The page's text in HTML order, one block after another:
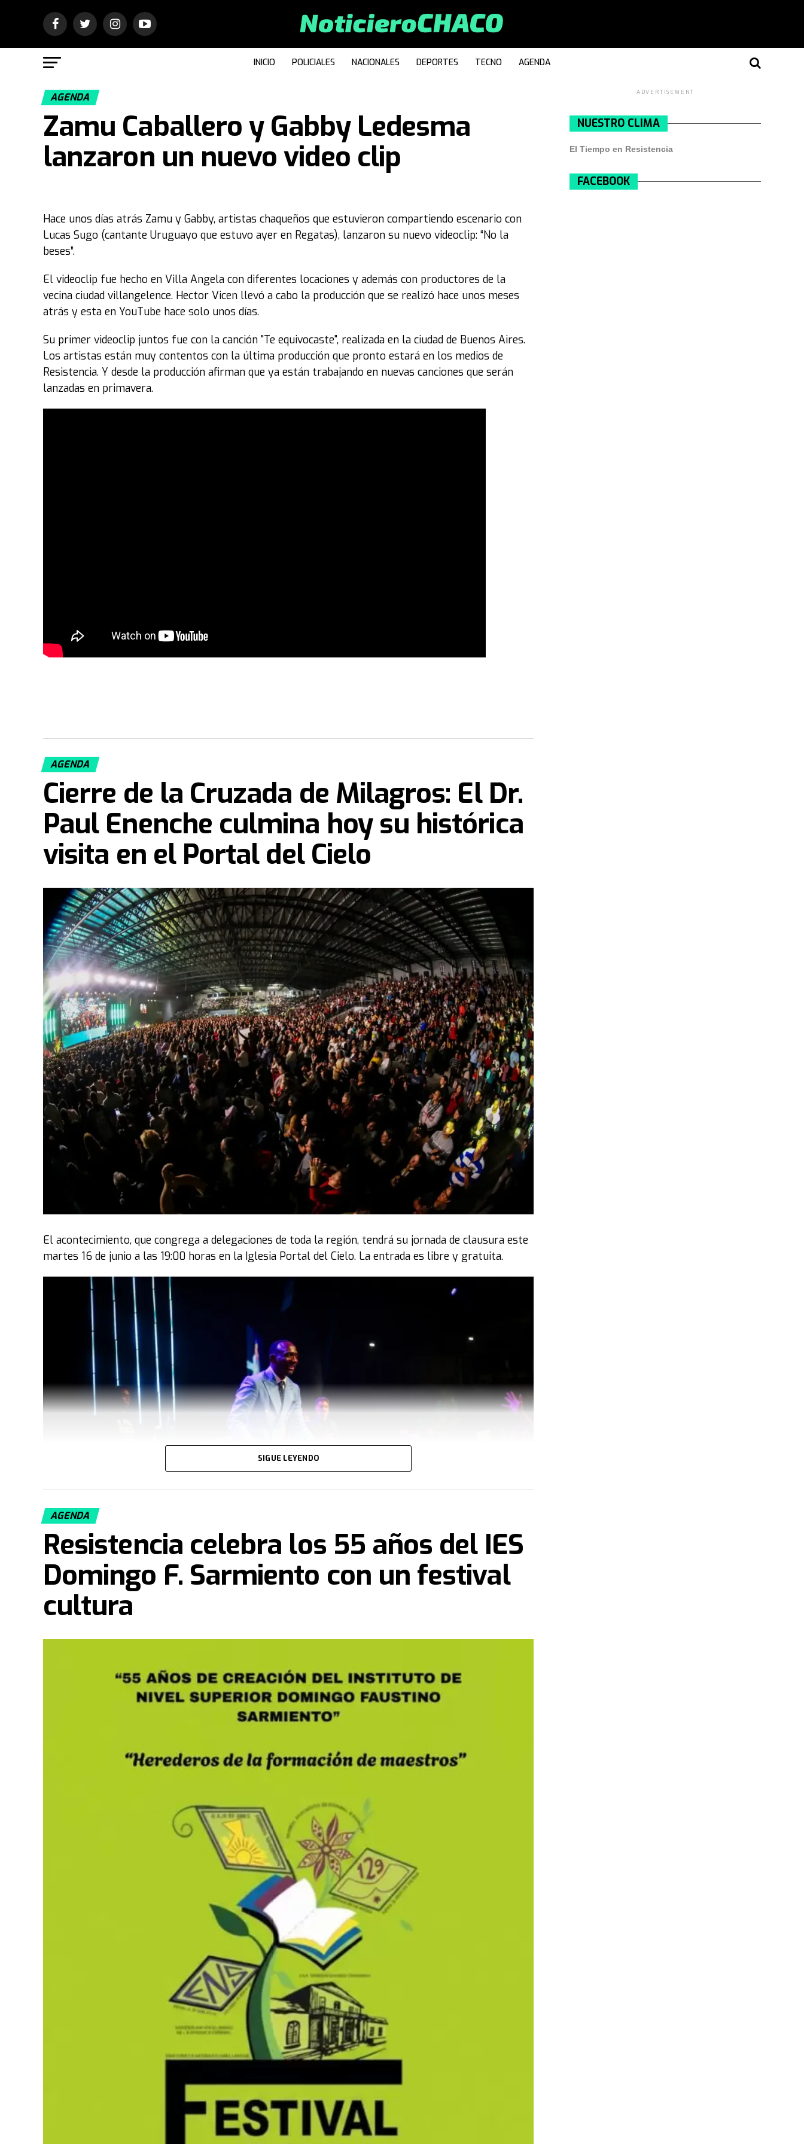
INICIO POLICIALES NACIONALES DEPORTES TECNO AGENDA
AGENDA
Zamu Caballero y Gabby Ledesma
lanzaron un nuevo video clip
Hace unos días atrás Zamu y Gabby, artistas chaqueños que estuvieron compartiendo escenario con
Lucas Sugo (cantante Uruguayo que estuvo ayer en Regatas), lanzaron su nuevo videoclip: “No la
beses”.
El videoclip fue hecho en Villa Angela con diferentes locaciones y además con productores de la
vecina ciudad villangelence. Hector Vicen llevó a cabo la producción que se realizó hace unos meses
atrás y esta en YouTube hace solo unos días.
Su primer videoclip juntos fue con la canción "Te equivocaste", realizada en la ciudad de Buenos Aires.
Los artistas están muy contentos con la última producción que pronto estará en los medios de
Resistencia. Y desde la producción afirman que ya están trabajando en nuevas canciones que serán
lanzadas en primavera.
AGENDA
Cierre de la Cruzada de Milagros: El Dr.
Paul Enenche culmina hoy su histórica
visita en el Portal del Cielo
El acontecimiento, que congrega a delegaciones de toda la región, tendrá su jornada de clausura este
martes 16 de junio a las 19:00 horas en la Iglesia Portal del Cielo. La entrada es libre y gratuita.
Paul y su esposa Becky Enenche, reconocidos referentes internacionales, procedentes de Nigeria,
martes 16 de junio, a partir de las 19:00 horas, en las instalaciones de la Iglesia Portal del Cielo
(Avenida Arribálzaga 2000).
Evidencias de un impacto sobrenatural
Durante la primera jornada, celebrada ayer, los asistentes fueron testigos de sucesos que
conmocionaron a todos. Personas que arribaron a la “Cruzada de Milagros” postradas en sillas de
ruedas y con muletas, una vez chequeadas por los médicos, manifestaron haber recibido sanidades
físicas instantáneas. De acuerdo con los testimonios recabados, se registraron milagros creativos en
personas que padecían severas patologías.
En este sentido, se logró visualizar que durante el encuentro y el desarrollo de la prédica, la fe
colectiva se activó de tal manera que, al momento de la oración general, las personas que tenían
diferentes problemas físicos, entre otros, se pusieron de pie y comenzaron a dar pasos por cuenta
propia, consolidando recuperaciones físicas notables ante la mirada de la multitud.
Un ministerio de alcance global
A propósito de este impacto, cabe destacar que el Dr. Enenche, médico de profesión, manifestó
sentirse conmovido por el recibimiento en el país: "Es mi primera vez aquí y me siento como en casa;
sé con certeza que Dios se está moviendo con poder en la Argentina", declaró. El líder africano es
del planeta, cuyo templo central, el Glory Dome en Nigeria, posee capacidad para albergar a más de
SIGUE LEYENDO
AGENDA
Resistencia celebra los 55 años del IES
Domingo F. Sarmiento con un festival
cultura
ADVERTISEMENT
NUESTRO CLIMA
El Tiempo en Resistencia
FACEBOOK